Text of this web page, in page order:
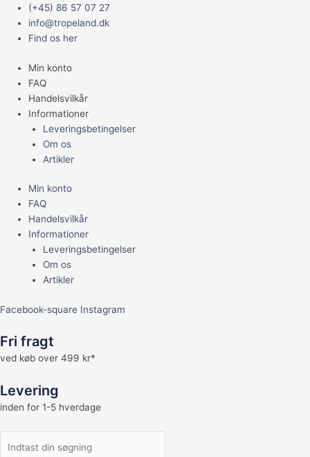
indholdet
(+45) 86 57 07 27
info@tropeland.dk
Find os her
Min konto
FAQ
Handelsvilkår
Informationer
Leveringsbetingelser
Om os
Artikler
Min konto
FAQ
Handelsvilkår
Informationer
Leveringsbetingelser
Om os
Artikler
Facebook-square Instagram
Fri fragt
ved køb over 499 kr*
Levering
inden for 1-5 hverdage
Main
Menu